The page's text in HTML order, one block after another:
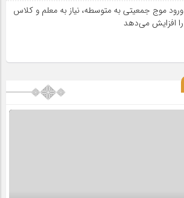
ورود موج جمعیتی به متوسطه، نیاز به معلم و کلاس
را افزایش می‌دهد